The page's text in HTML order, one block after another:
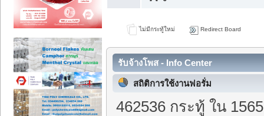
ไม่มีกระทู้ใหม่ Redirect Board
รับจ้างโพส - Info Center
สถิติการใช้งานฟอรั่ม
462536 กระทู้ ใน